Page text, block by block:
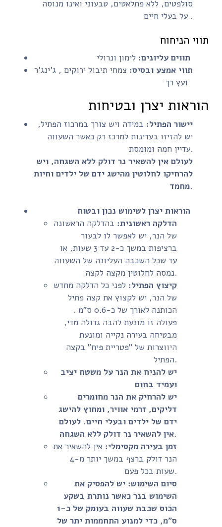
סולפטים, ללא פתלאטים, טבעוני ואינו מנוסה
תווי הניחוח
תווים עליונים:
תווי אמצע ובסיס:צמחי תיבול ירוקים , ג'ינג'ר
הוראות יצרן ובטיחות
יישור הפתיל:במידה ויש צורך במרכוז הפתיל,
יש להזיזו בעדינות למרכז רק כאשר השעווה
לעולם אין להשאיר נר דולק ללא השגחה, ויש
להרחיקו לחלוטין מהישג ידם של ילדים וחיות
הוראות יצרן לשימוש נכון ובטוח
הדלקה ראשונית:בהדלקה הראשונה
של הנר, יש לאפשר לו לבעור
ברציפות במשך כ-2 עד 3 שעות, או
עד שכל השכבה העליונה של השעווה
קיצוץ הפתיל:לפני כל הדלקה מחדש
של הנר, יש לקצוץ את קצה פתיל
הכותנה לאורך של כ-0.6 ס"מ .
פעולה זו מונעת להבה גדולה מדי,
מבטיחה בעירה נקייה ומונעת
היווצרות של "פטריית פיח" בקצה
יש להניח את הנר על משטח יציב
ועמיד בחום
יש להרחיק את הנר מחומרים
דליקים, זרמי אוויר, ומחוץ להישג
ידם של ילדים ובעלי חיים. לעולם
זמן בעירה מקסימלי:אין להשאיר את
הנר דולק ברצף במשך יותר מ-4
סיום השימוש: יש להפסיק את
השימוש בנר כאשר נותרת בשקע
הכוס שכבת שעווה בעומק של כ-1
ס"מ, כדי למנוע התחממות יתר של